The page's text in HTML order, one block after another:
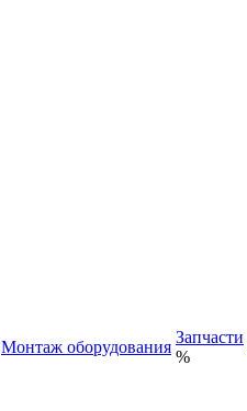
Монтаж оборудования
Запчасти
%